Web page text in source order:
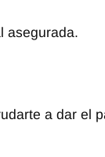
asegurada.
a dar el